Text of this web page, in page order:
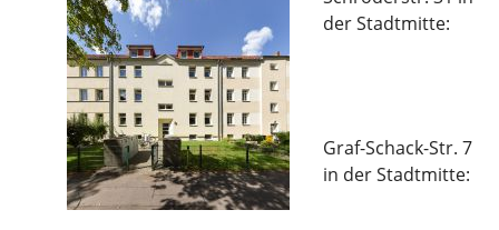
der Stadtmitte:
Graf-Schack-Str. 7
in der Stadtmitte: